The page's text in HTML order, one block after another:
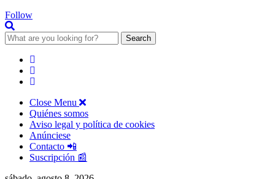
Follow
Search
for:
Close Menu
Quiénes somos
Aviso legal y política de cookies
Anúnciese
Contacto 📲
Suscripción 📰